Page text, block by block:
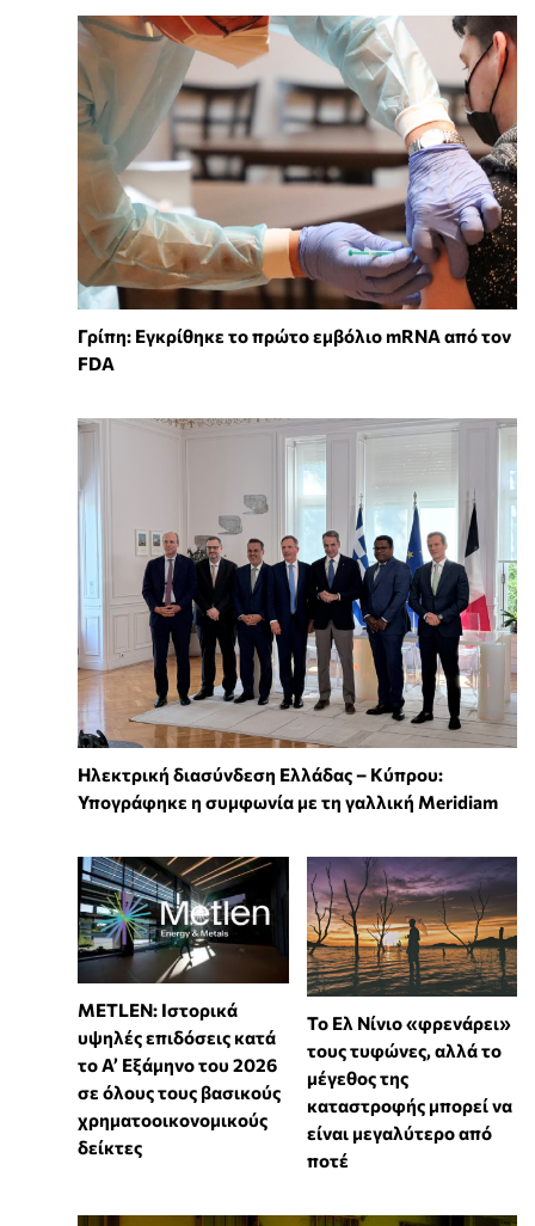
Γρίπη: Εγκρίθηκε το πρώτο εμβόλιο mRNA από τον
FDA
Ηλεκτρική διασύνδεση Ελλάδας – Κύπρου:
Υπογράφηκε η συμφωνία με τη γαλλική Meridiam
METLEN: Ιστορικά
υψηλές επιδόσεις κατά
το Α’ Εξάμηνο του 2026
σε όλους τους βασικούς
χρηματοοικονομικούς
δείκτες
Το Ελ Νίνιο «φρενάρει»
τους τυφώνες, αλλά το
μέγεθος της
καταστροφής μπορεί να
είναι μεγαλύτερο από
ποτέ